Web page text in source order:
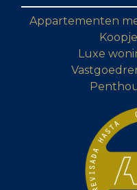
Appartementen
Luxe